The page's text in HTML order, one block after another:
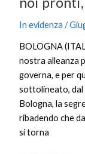
In evidenza /
BOLOGNA
nostra alleanza
governa, e per
sottolineato, dal
Bologna, la
ribadendo che
si torna